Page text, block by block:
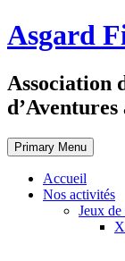
Skip
to
Asgard
Association
Primary Menu
Accueil
Nos activités
Jeux